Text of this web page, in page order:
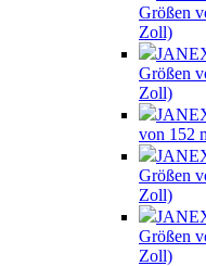
Größen
Zoll)
Größen
Zoll)
von 152
Größen
Zoll)
Größen
Zoll)